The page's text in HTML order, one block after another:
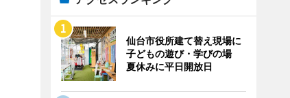
仙台市役所建て替え現場に
子どもの遊び・学びの場
夏休みに平日開放日